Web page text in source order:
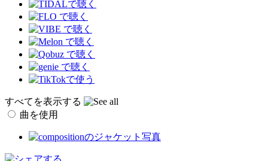
すべてを表示する
曲を使用